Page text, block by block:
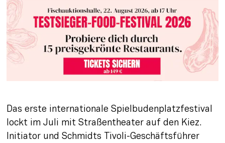
Das erste internationale Spielbudenplatzfestival
lockt im Juli mit Straßentheater auf den Kiez.
Initiator und Schmidts Tivoli-Geschäftsführer